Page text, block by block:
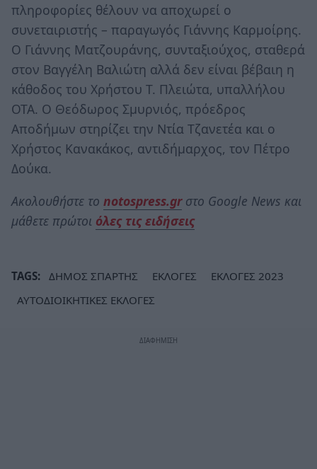
πληροφορίες θέλουν να αποχωρεί ο
συνεταιριστής – παραγωγός Γιάννης Καρμοίρης.
Ο Γιάννης Ματζουράνης, συνταξιούχος, σταθερά
στον Βαγγέλη Βαλιώτη αλλά δεν είναι βέβαιη η
κάθοδος του Χρήστου Τ. Πλειώτα, υπαλλήλου
ΟΤΑ. Ο Θεόδωρος Σμυρνιός, πρόεδρος
Αποδήμων στηρίζει την Ντία Τζανετέα και ο
Χρήστος Κανακάκος, αντιδήμαρχος, τον Πέτρο
Δούκα.
Ακολουθήστε το notospress.grστο Google News και
μάθετε πρώτοι όλες τις ειδήσεις
TAGS: ΔΗΜΟΣ ΣΠΑΡΤΗΣ ΕΚΛΟΓΕΣ
ΕΚΛΟΓΕΣ 2023
ΑΥΤΟΔΙΟΙΚΗΤΙΚΕΣ ΕΚΛΟΓΕΣ